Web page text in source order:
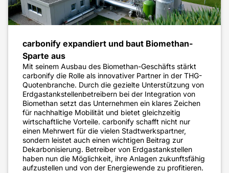
carbonify expandiert und baut Biomethan-
Sparte aus
Mit seinem Ausbau des Biomethan-Geschäfts stärkt
carbonify die Rolle als innovativer Partner in der THG-
Quotenbranche. Durch die gezielte Unterstützung von
Erdgastankstellenbetreibern bei der Integration von
Biomethan setzt das Unternehmen ein klares Zeichen
für nachhaltige Mobilität und bietet gleichzeitig
wirtschaftliche Vorteile. carbonify schafft nicht nur
einen Mehrwert für die vielen Stadtwerkspartner,
sondern leistet auch einen wichtigen Beitrag zur
Dekarbonisierung. Betreiber von Erdgastankstellen
haben nun die Möglichkeit, ihre Anlagen zukunftsfähig
aufzustellen und von der Energiewende zu profitieren.